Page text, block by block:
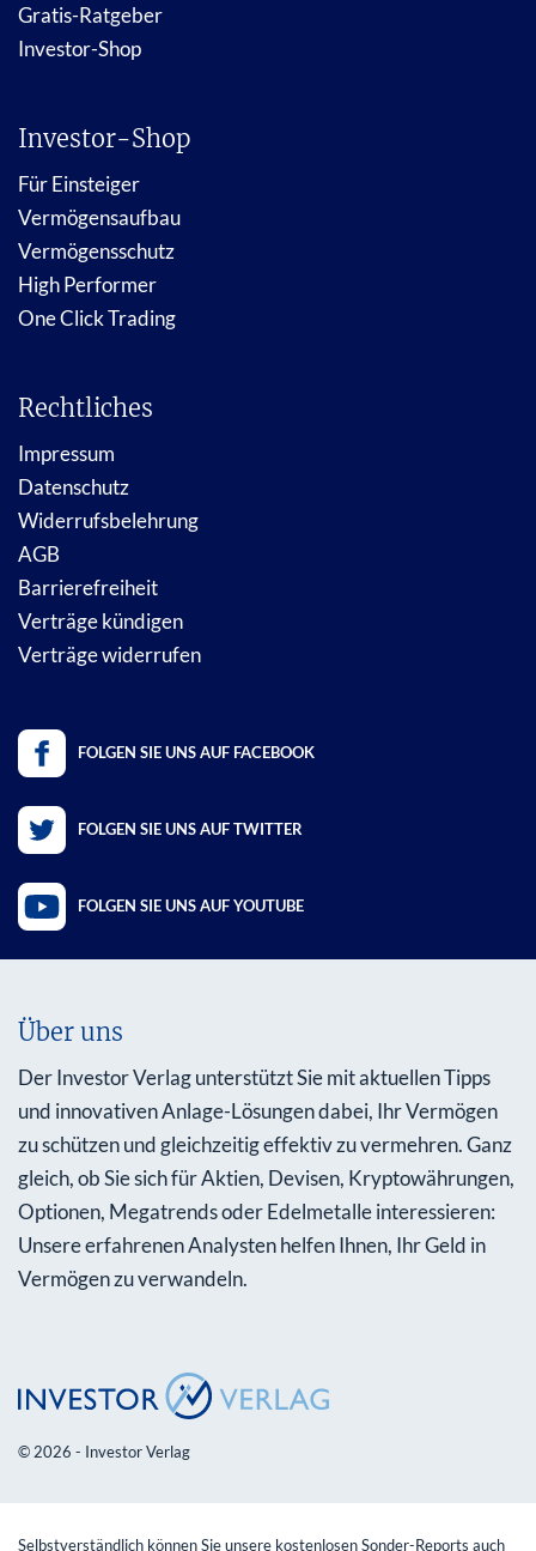
Gratis-Ratgeber
Investor-Shop
Investor-Shop
Für Einsteiger
Vermögensaufbau
Vermögensschutz
High Performer
One Click Trading
Rechtliches
Impressum
Datenschutz
Widerrufsbelehrung
AGB
Barrierefreiheit
Verträge kündigen
Verträge widerrufen
FOLGEN SIE UNS AUF FACEBOOK
FOLGEN SIE UNS AUF TWITTER
FOLGEN SIE UNS AUF YOUTUBE
Über uns
Der Investor Verlag unterstützt Sie mit aktuellen Tipps
und innovativen Anlage-Lösungen dabei, Ihr Vermögen
zu schützen und gleichzeitig effektiv zu vermehren. Ganz
gleich, ob Sie sich für Aktien, Devisen, Kryptowährungen,
Optionen, Megatrends oder Edelmetalle interessieren:
Unsere erfahrenen Analysten helfen Ihnen, Ihr Geld in
Vermögen zu verwandeln.
© 2026 - Investor Verlag
Selbstverständlich können Sie unsere kostenlosen Sonder-Reports auch